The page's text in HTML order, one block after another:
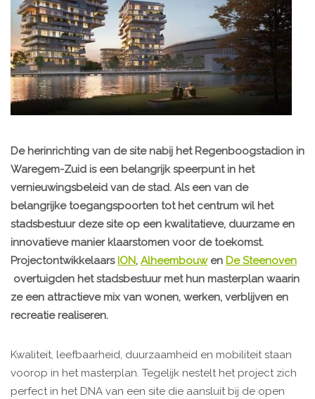
De herinrichting van de site nabij het Regenboogstadion in
Waregem-Zuid is een belangrijk speerpunt in het
vernieuwingsbeleid van de stad. Als een van de
belangrijke toegangspoorten tot het centrum wil het
stadsbestuur deze site op een kwalitatieve, duurzame en
innovatieve manier klaarstomen voor de toekomst.
Projectontwikkelaars ION, Alheembouwen De Steenoven
overtuigden het stadsbestuur met hun masterplan waarin
ze een attractieve mix van wonen, werken, verblijven en
recreatie realiseren.
Kwaliteit, leefbaarheid, duurzaamheid en mobiliteit staan
voorop in het masterplan. Tegelijk nestelt het project zich
perfect in het DNA van een site die aansluit bij de open